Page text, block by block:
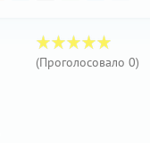
(Проголосовало 0)